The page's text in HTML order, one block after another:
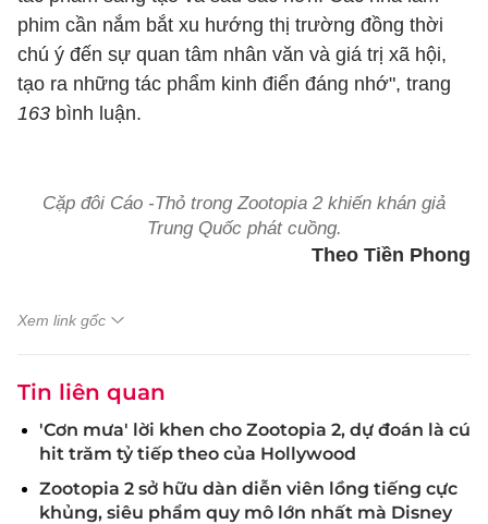
phim cần nắm bắt xu hướng thị trường đồng thời
chú ý đến sự quan tâm nhân văn và giá trị xã hội,
tạo ra những tác phẩm kinh điển đáng nhớ", trang
163 bình luận.
Cặp đôi Cáo -Thỏ trong Zootopia 2 khiến khán giả
Trung Quốc phát cuồng.
Theo Tiền Phong
Xem link gốc
Tin liên quan
'Cơn mưa' lời khen cho Zootopia 2, dự đoán là cú
hit trăm tỷ tiếp theo của Hollywood
Zootopia 2 sở hữu dàn diễn viên lồng tiếng cực
khủng, siêu phẩm quy mô lớn nhất mà Disney